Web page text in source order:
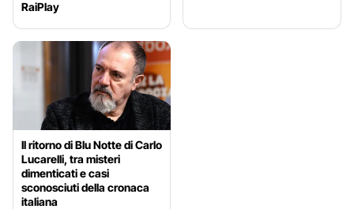
RaiPlay
Il ritorno di Blu Notte di Carlo
Lucarelli, tra misteri
dimenticati e casi
sconosciuti della cronaca
italiana